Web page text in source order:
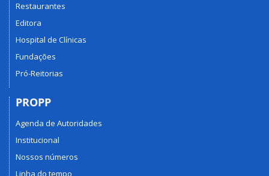
Restaurantes
Editora
Hospital de Clínicas
Fundações
Pró-Reitorias
PROPP
Agenda de Autoridades
Institucional
Nossos números
Linha do tempo